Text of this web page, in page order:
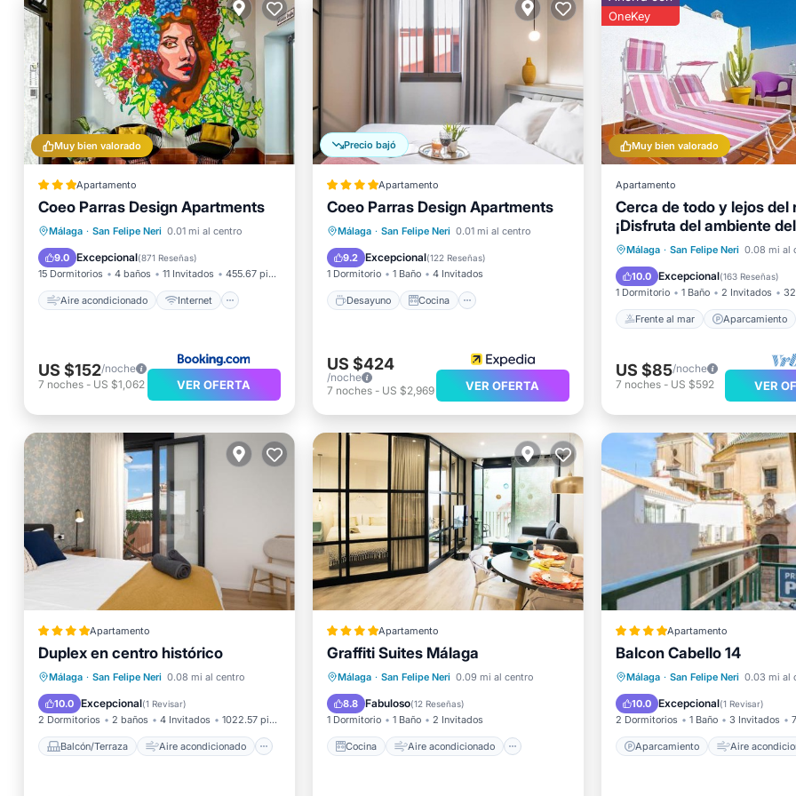
Muy bien valorado
Apartamento
Coeo Parras Design Apartments
Málaga · San Felipe Neri 0.01 mi al centro
9.0 Excepcional(871 Reseñas)
15 Dormitorios 4 baños 11 Invitados 455.67 pies²
Aire acondicionado Internet
Aire acondicionado
Internet
Apto para niños
Accesibilidad
US $152/noche
7 noches - US $1,062 VER OFERTA
Precio bajó
Apartamento
Coeo Parras Design Apartments
Málaga · San Felipe Neri 0.01 mi al centro
9.2 Excepcional(122 Reseñas)
1 Dormitorio 1 Baño 4 Invitados
Desayuno Cocina
Desayuno
Cocina
Aire acondicionado
Internet
US $424
/noche
7 noches- US $2,969 VER OFERTA
Muy bien valorado
OneKey
Apartamento
Cerca de todo y lejos del
¡Disfruta del ambiente
histórico!
Málaga · San Felipe Neri 0.08 mi al
10.0 Excepcional(163 Reseñas)
1 Dormitorio 1 Baño 2 Invitados
Frente al mar Aparcamiento
Frente al mar
Vista al mar
Balcón/
US $85/noche
7 noches- US $592 VER
Apartamento
Duplex en centro histórico
Málaga · San Felipe Neri 0.08 mi al centro
10.0 Excepcional(1 Revisar)
2 Dormitorios 2 baños 4 Invitados 1022.57 pies²
Balcón/Terraza Aire acondicionado
Balcón/Terraza
Aire acondicionado
Internet
Apto para niños
Apartamento
Graffiti Suites Málaga
Málaga · San Felipe Neri 0.09 mi al centro
8.8 Fabuloso(12 Reseñas)
1 Dormitorio 1 Baño 2 Invitados
Cocina Aire acondicionado
Cocina
Aire acondicionado
Internet
Apto para niños
Apartamento
Balcon Cabello 14
Málaga · San Felipe Neri 0.03 mi al
10.0 Excepcional(1 Revisar)
2 Dormitorios 1 Baño 3 Invitados
Aparcamiento Aire
Aparcamiento
Aire
Internet
Apto para niños